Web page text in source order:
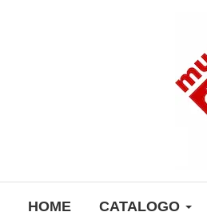
HOME CATALOGO